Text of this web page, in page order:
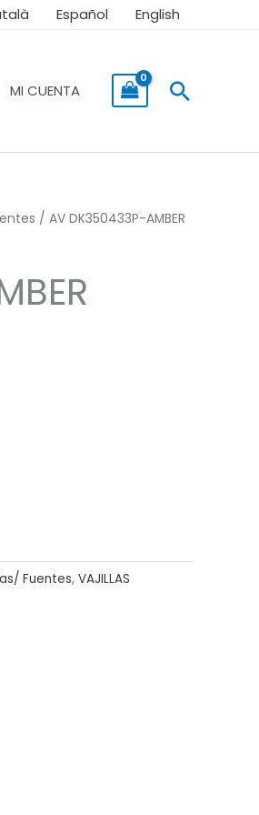
Español English
MI CUENTA Buscar
/ AV DK350433P-AMBER
Fuentes, VAJILLAS